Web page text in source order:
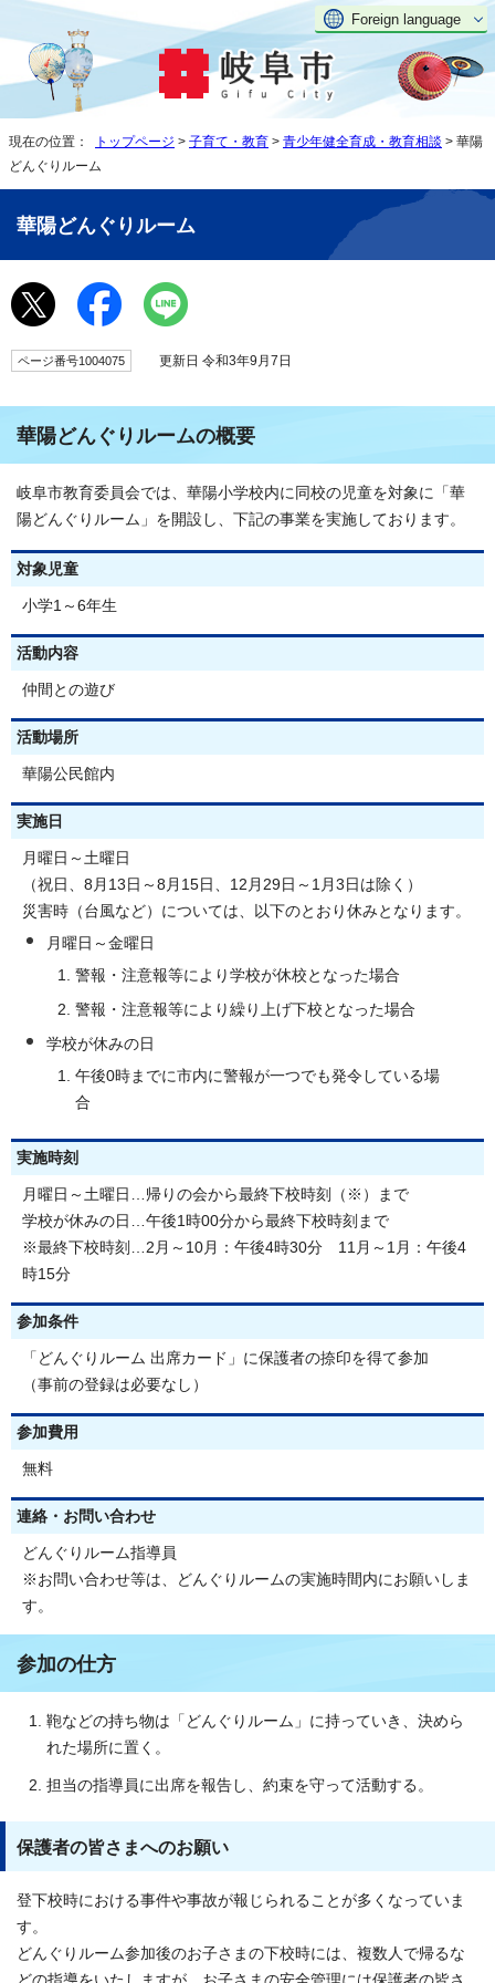
Foreign language
現在の位置： トップページ > 子育て・教育 > 青少年健全育成・教育相談 > 華陽
どんぐりルーム
華陽どんぐりルーム
ページ番号1004075 更新日 令和3年9月7日
華陽どんぐりルームの概要
岐阜市教育委員会では、華陽小学校内に同校の児童を対象に「華
陽どんぐりルーム」を開設し、下記の事業を実施しております。
対象児童
小学1～6年生
活動内容
仲間との遊び
活動場所
華陽公民館内
実施日
月曜日～土曜日
（祝日、8月13日～8月15日、12月29日～1月3日は除く）
災害時（台風など）については、以下のとおり休みとなります。
月曜日～金曜日
警報・注意報等により学校が休校となった場合
警報・注意報等により繰り上げ下校となった場合
学校が休みの日
午後0時までに市内に警報が一つでも発令している場
合
実施時刻
月曜日～土曜日…帰りの会から最終下校時刻（※）まで
学校が休みの日…午後1時00分から最終下校時刻まで
※最終下校時刻…2月～10月：午後4時30分 11月～1月：午後4
時15分
参加条件
「どんぐりルーム 出席カード」に保護者の捺印を得て参加
（事前の登録は必要なし）
参加費用
無料
連絡・お問い合わせ
どんぐりルーム指導員
※お問い合わせ等は、どんぐりルームの実施時間内にお願いしま
す。
参加の仕方
鞄などの持ち物は「どんぐりルーム」に持っていき、決めら
れた場所に置く。
担当の指導員に出席を報告し、約束を守って活動する。
保護者の皆さまへのお願い
登下校時における事件や事故が報じられることが多くなっていま
す。
どんぐりルーム参加後のお子さまの下校時には、複数人で帰るな